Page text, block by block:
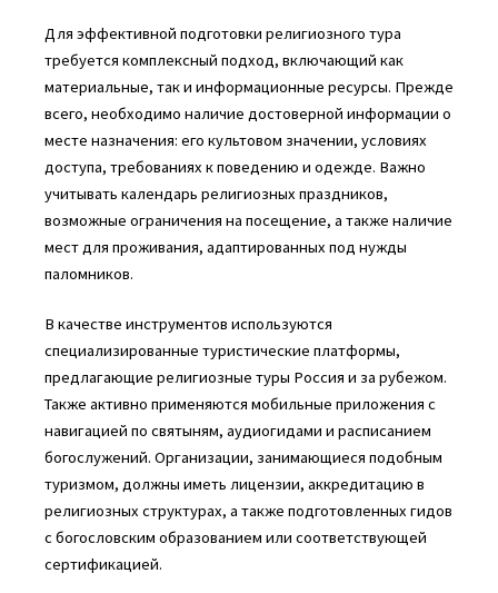
Для эффективной подготовки религиозного тура
требуется комплексный подход, включающий как
материальные, так и информационные ресурсы. Прежде
всего, необходимо наличие достоверной информации о
месте назначения: его культовом значении, условиях
доступа, требованиях к поведению и одежде. Важно
учитывать календарь религиозных праздников,
возможные ограничения на посещение, а также наличие
мест для проживания, адаптированных под нужды
паломников.
В качестве инструментов используются
специализированные туристические платформы,
предлагающие религиозные туры Россия и за рубежом.
Также активно применяются мобильные приложения с
навигацией по святыням, аудиогидами и расписанием
богослужений. Организации, занимающиеся подобным
туризмом, должны иметь лицензии, аккредитацию в
религиозных структурах, а также подготовленных гидов
с богословским образованием или соответствующей
сертификацией.